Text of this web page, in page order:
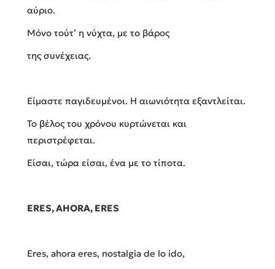
αύριο.
Μόνο τούτ’ η νύχτα, με το βάρος
της συνέχειας.
Είμαστε παγιδευμένοι. Η αιωνιότητα εξαντλείται.
Το βέλος του χρόνου κυρτώνεται και
περιστρέφεται.
Είσαι, τώρα είσαι, ένα με το τίποτα.
ERES, AHORA, ERES
Eres, ahora eres, nostalgia de lo ido,